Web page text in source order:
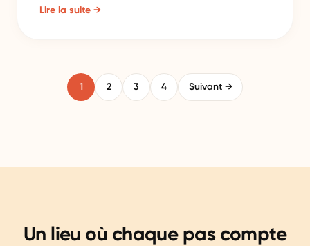
Lire la suite →
1 2 3 4 Suivant →
Un lieu où chaque pas compte